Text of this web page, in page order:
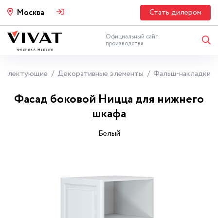
Москва Стать дилером
Официальный сайт
производства
Декоративные элементы Фальш-накладки
Фасад боковой Ницца для нижнего
шкафа
Белый